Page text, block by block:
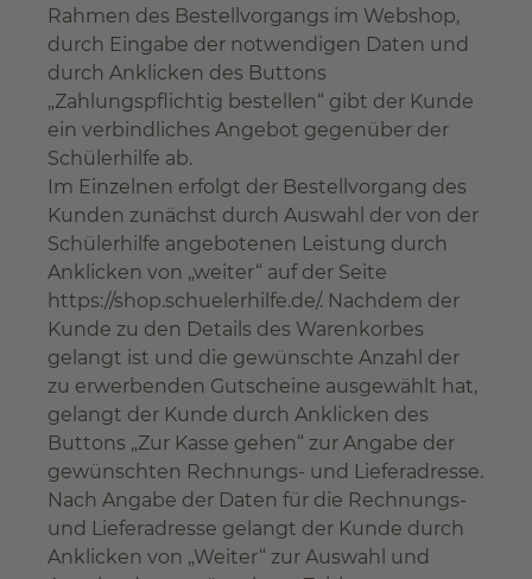
Rahmen des Bestellvorgangs im Webshop,
durch Eingabe der notwendigen Daten und
durch Anklicken des Buttons
„Zahlungspflichtig bestellen“ gibt der Kunde
ein verbindliches Angebot gegenüber der
Schülerhilfe ab.
Im Einzelnen erfolgt der Bestellvorgang des
Kunden zunächst durch Auswahl der von der
Schülerhilfe angebotenen Leistung durch
Anklicken von „weiter“ auf der Seite
https://shop.schuelerhilfe.de/. Nachdem der
Kunde zu den Details des Warenkorbes
gelangt ist und die gewünschte Anzahl der
zu erwerbenden Gutscheine ausgewählt hat,
gelangt der Kunde durch Anklicken des
Buttons „Zur Kasse gehen“ zur Angabe der
gewünschten Rechnungs- und Lieferadresse.
Nach Angabe der Daten für die Rechnungs-
und Lieferadresse gelangt der Kunde durch
Anklicken von „Weiter“ zur Auswahl und